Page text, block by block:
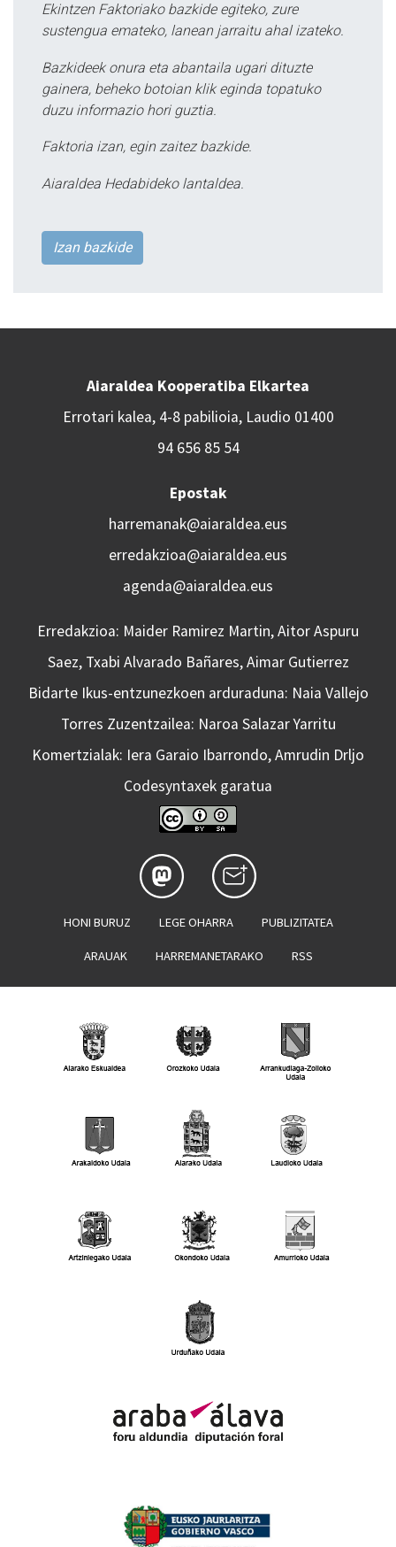
Ekintzen Faktoriako bazkide egiteko, zure
sustengua emateko, lanean jarraitu ahal izateko.
Bazkideek onura eta abantaila ugari dituzte
gainera, beheko botoian klik eginda topatuko
duzu informazio hori guztia.
Faktoria izan, egin zaitez bazkide.
Aiaraldea Hedabideko lantaldea.
Izan bazkide
Aiaraldea Kooperatiba Elkartea
Errotari kalea, 4-8 pabilioia, Laudio 01400
94 656 85 54
Epostak
harremanak@aiaraldea.eus
erredakzioa@aiaraldea.eus
agenda@aiaraldea.eus
Erredakzioa: Maider Ramirez Martin, Aitor Aspuru
Saez, Txabi Alvarado Bañares, Aimar Gutierrez
Bidarte Ikus-entzunezkoen arduraduna: Naia Vallejo
Torres Zuzentzailea: Naroa Salazar Yarritu
Komertzialak: Iera Garaio Ibarrondo, Amrudin Drljo
Codesyntaxek garatua
HONI BURUZ LEGE OHARRA PUBLIZITATEA
ARAUAK HARREMANETARAKO RSS